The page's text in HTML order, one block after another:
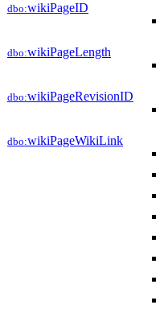
dbo:wikiPageID
dbo:wikiPageLength
dbo:wikiPageRevisionID
dbo:wikiPageWikiLink